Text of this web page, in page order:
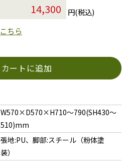
円(税込)
こちら
カートに追加
W570×D570×H710〜790(SH430〜
510)mm
張地:PU、脚部:スチール（粉体塗
装）